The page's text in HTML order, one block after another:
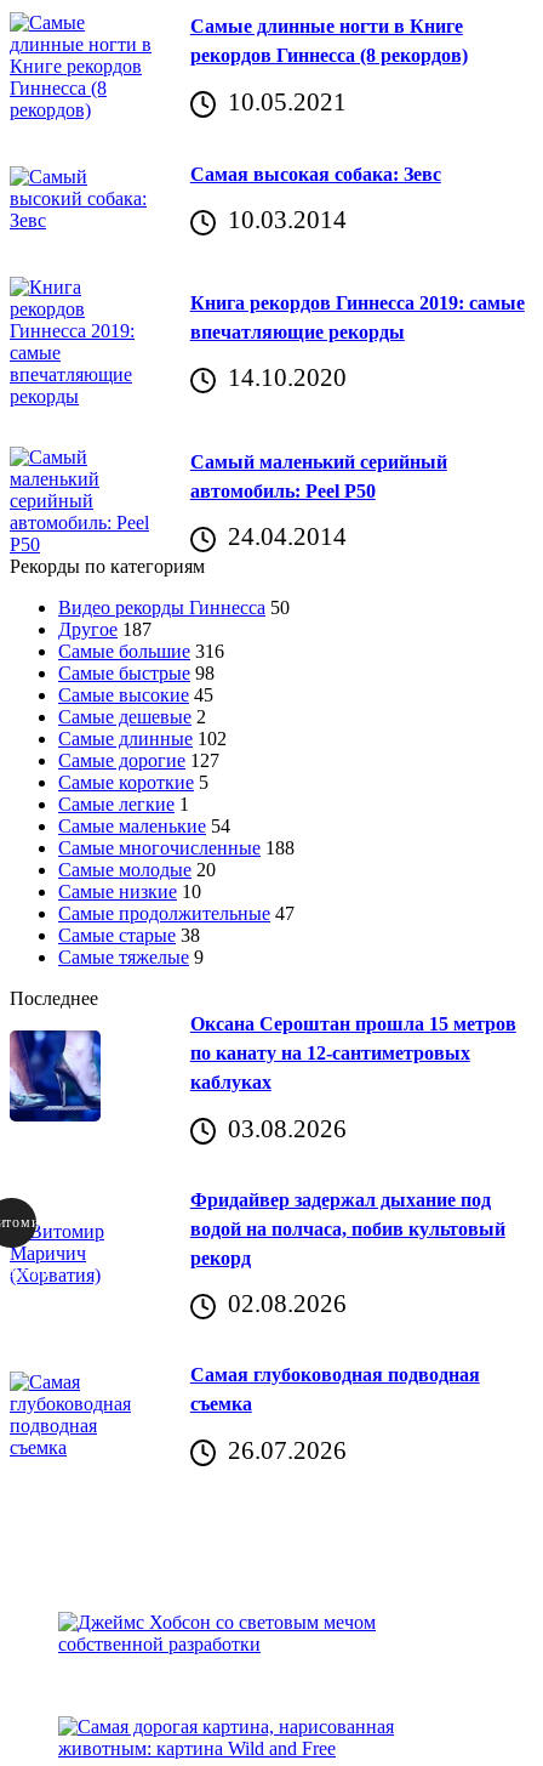
Самые длинные ногти в Книге
рекордов Гиннесса (8 рекордов)
10.05.2021
Самая высокая собака: Зевс
10.03.2014
Книга рекордов Гиннесса 2019: самые
впечатляющие рекорды
14.10.2020
Самый маленький серийный
автомобиль: Peel P50
24.04.2014
Рекорды по категориям
Видео рекорды Гиннесса 50
Другое 187
Самые большие 316
Самые быстрые 98
Самые высокие 45
Самые дешевые 2
Самые длинные 102
Самые дорогие 127
Самые короткие 5
Самые легкие 1
Самые маленькие 54
Самые многочисленные 188
Самые молодые 20
Самые низкие 10
Самые продолжительные 47
Самые старые 38
Самые тяжелые 9
Последнее
Оксана Сероштан прошла 15 метров
по канату на 12-сантиметровых
каблуках
03.08.2026
Фридайвер задержал дыхание под
водой на полчаса, побив культовый
рекорд
02.08.2026
Самая глубоководная подводная
съемка
26.07.2026